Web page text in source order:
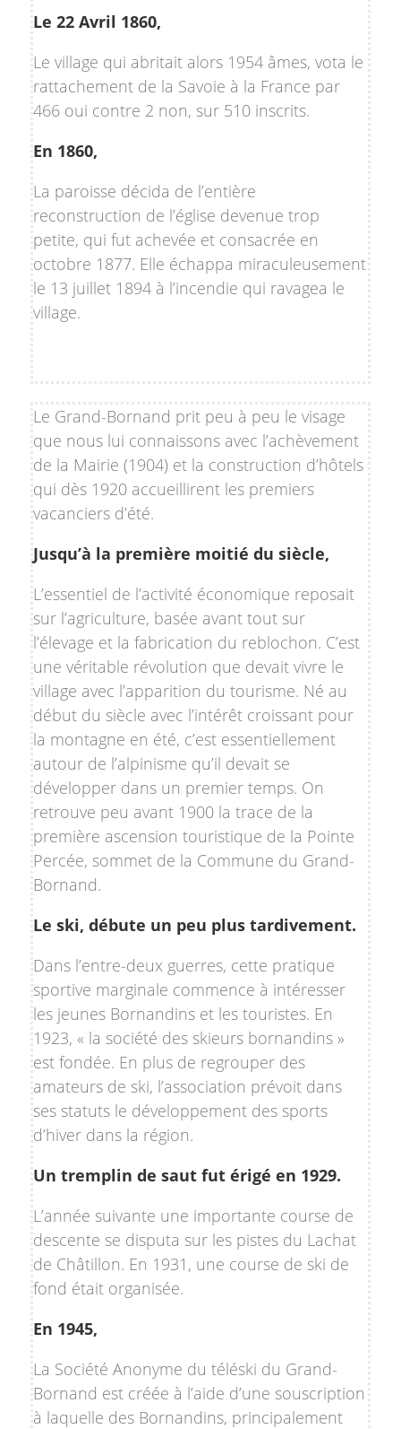
Le 22 Avril 1860,
Le village qui abritait alors 1954 âmes, vota le
rattachement de la Savoie à la France par
466 oui contre 2 non, sur 510 inscrits.
En 1860,
La paroisse décida de l’entière
reconstruction de l’église devenue trop
petite, qui fut achevée et consacrée en
octobre 1877. Elle échappa miraculeusement
le 13 juillet 1894 à l’incendie qui ravagea le
village.
Le Grand-Bornand prit peu à peu le visage
que nous lui connaissons avec l’achèvement
de la Mairie (1904) et la construction d’hôtels
qui dès 1920 accueillirent les premiers
vacanciers d’été.
Jusqu’à la première moitié du siècle,
L’essentiel de l’activité économique reposait
sur l’agriculture, basée avant tout sur
l’élevage et la fabrication du reblochon. C’est
une véritable révolution que devait vivre le
village avec l’apparition du tourisme. Né au
début du siècle avec l’intérêt croissant pour
la montagne en été, c’est essentiellement
autour de l’alpinisme qu’il devait se
développer dans un premier temps. On
retrouve peu avant 1900 la trace de la
première ascension touristique de la Pointe
Percée, sommet de la Commune du Grand-
Bornand.
Le ski, débute un peu plus tardivement.
Dans l’entre-deux guerres, cette pratique
sportive marginale commence à intéresser
les jeunes Bornandins et les touristes. En
1923, « la société des skieurs bornandins »
est fondée. En plus de regrouper des
amateurs de ski, l’association prévoit dans
ses statuts le développement des sports
d’hiver dans la région.
Un tremplin de saut fut érigé en 1929.
L’année suivante une importante course de
descente se disputa sur les pistes du Lachat
de Châtillon. En 1931, une course de ski de
fond était organisée.
En 1945,
La Société Anonyme du téléski du Grand-
Bornand est créée à l’aide d’une souscription
à laquelle des Bornandins, principalement